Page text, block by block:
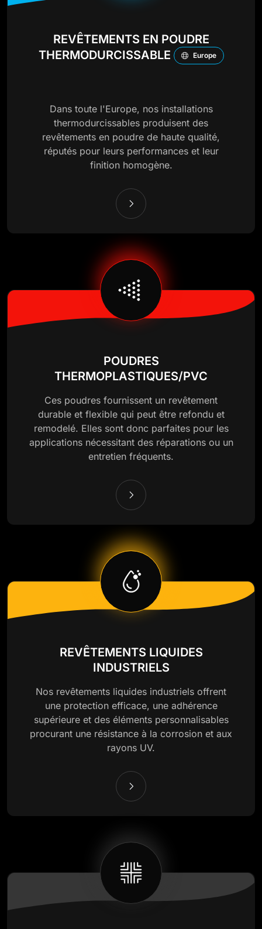
REVÊTEMENTS EN POUDRE
THERMODURCISSABLE
Europe
Dans toute l'Europe, nos installations
thermodurcissables produisent des
revêtements en poudre de haute qualité,
réputés pour leurs performances et leur
finition homogène.
POUDRES
THERMOPLASTIQUES/PVC
Ces poudres fournissent un revêtement
durable et flexible qui peut être refondu et
remodelé. Elles sont donc parfaites pour les
applications nécessitant des réparations ou un
entretien fréquents.
REVÊTEMENTS LIQUIDES
INDUSTRIELS
Nos revêtements liquides industriels offrent
une protection efficace, une adhérence
supérieure et des éléments personnalisables
procurant une résistance à la corrosion et aux
rayons UV.